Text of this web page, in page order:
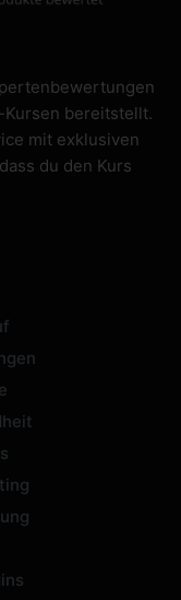
bereitstellt.
mit exklusiven
du den Kurs